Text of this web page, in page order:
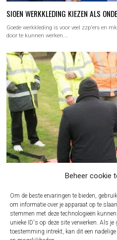
Beheer cookie
Om de beste ervaringen te bieden,
om informatie over je apparaat op te
stemmen met deze technologieën
unieke ID's op deze site verwerken. Als
toestemming intrekt, kan dit een
SIOEN WERKKLEDING KIEZEN ALS
Goede werkkleding is voor veel zzp'ers en
door te kunnen werken.…
BHV CURSUS REGELEN ALS